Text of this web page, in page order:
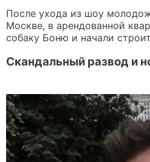
После ухода из шоу
Москве, в арендованной
собаку Боню и начали
Скандальный развод и